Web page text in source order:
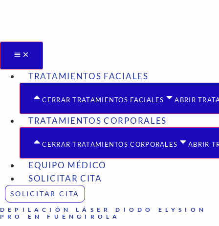
TRATAMIENTOS FACIALES
CERRAR TRATAMIENTOS FACIALES ABRIR
TRATAMIENTOS CORPORALES
CERRAR TRATAMIENTOS CORPORALES ABRIR
EQUIPO MÉDICO
SOLICITAR CITA
SOLICITAR CITA
DEPILACIÓN LÁSER DIODO ELYSION
PRO EN FUENGIROLA